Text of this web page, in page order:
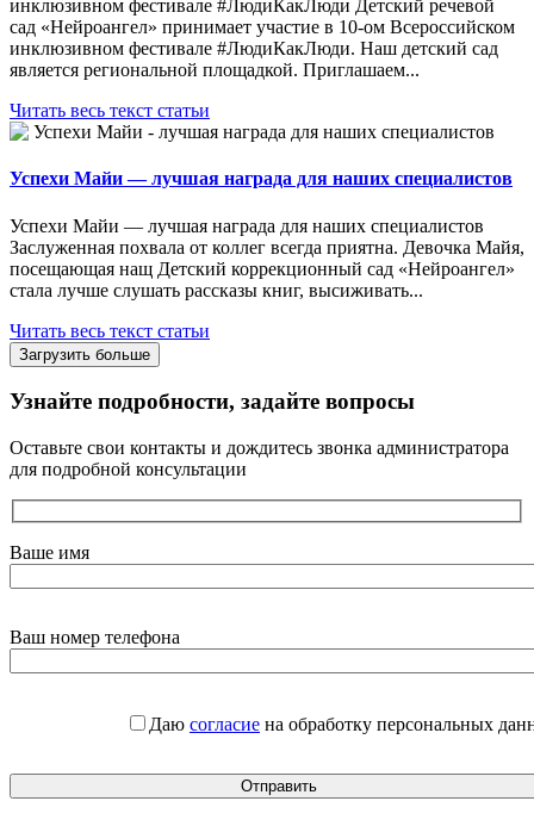
инклюзивном фестивале #ЛюдиКакЛюди Детский речевой
сад «Нейроангел» принимает участие в 10-ом Всероссийском
инклюзивном фестивале #ЛюдиКакЛюди. Наш детский сад
является региональной площадкой. Приглашаем...
Читать весь текст статьи
Успехи Майи — лучшая награда для наших специалистов
Успехи Майи — лучшая награда для наших специалистов
Заслуженная похвала от коллег всегда приятна. Девочка Майя,
посещающая нащ Детский коррекционный сад «Нейроангел»
стала лучше слушать рассказы книг, высиживать...
Читать весь текст статьи
Загрузить больше
Узнайте подробности, задайте вопросы
Оставьте свои контакты и дождитесь звонка администратора
для подробной консультации
Ваше имя
Ваш номер телефона
Даю согласие на обработку персональных